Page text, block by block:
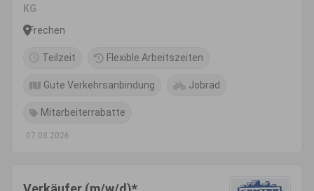
KG
Frechen
Teilzeit Flexible Arbeitszeiten
Gute Verkehrsanbindung Jobrad
Mitarbeiterrabatte
07.08.2026